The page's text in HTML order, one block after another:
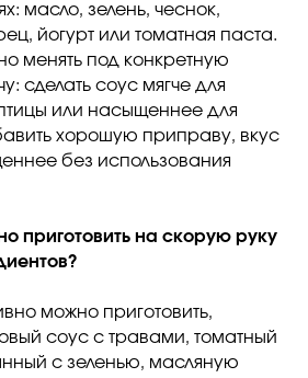
масло, зелень, чеснок,
йогурт или томатная паста.
менять под конкретную
сделать соус мягче для
или насыщеннее для
хорошую приправу, вкус
без использования
приготовить на скорую руку
можно приготовить,
соус с травами, томатный
с зеленью, масляную